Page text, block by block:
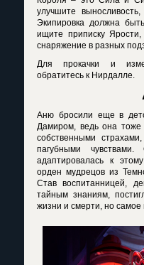
улучшите
Экипировка должна
ищите приписку
снаряжение в разных
Для прокачки и
обратитесь к Нирдалле.
Аню бросили еще в
Дамиром, ведь она
собственными
пагубными
адаптировалась к
орден мудрецов из
Став воспитанницей,
тайным знаниям,
жизни и смерти, но самое